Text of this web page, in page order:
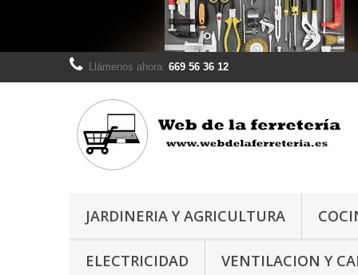
Llámenos ahora: 669 56 36 12
JARDINERIA Y AGRICULTURA
ELECTRICIDAD VENTILACION Y